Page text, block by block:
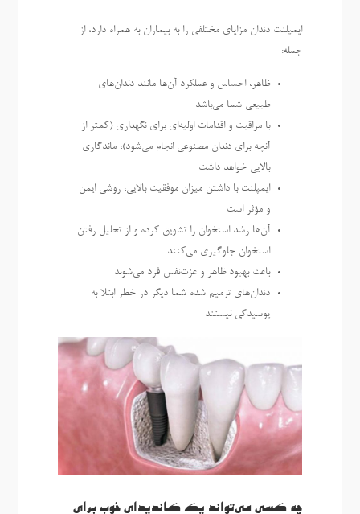
ایمپلنت دندان مزایای مختلفی را به بیماران به همراه دارد، از
جمله:
ظاهر، احساس و عملکرد آن‌ها مانند دندان‌های
طبیعی شما می‌باشد
با مراقبت و اقدامات اولیه‌ای برای نگهداری (کمتر از
آنچه برای دندان مصنوعی انجام می‌شود)، ماندگاری
بالایی خواهد داشت
ایمپلنت با داشتن میزان موفقیت بالایی، روشی ایمن
و مؤثر است
آن‌ها رشد استخوان را تشویق کرده و از تحلیل رفتن
استخوان جلوگیری می‌کنند
باعث بهبود ظاهر و عزت‌نفس فرد می‌شوند
دندان‌های ترمیم شده شما دیگر در خطر ابتلا به
پوسیدگی نیستند
چه کسی می‌تواند یک کاندیدای خوب برای